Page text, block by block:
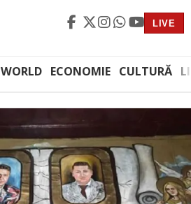
LIVE
WORLD ECONOMIE CULTURĂ